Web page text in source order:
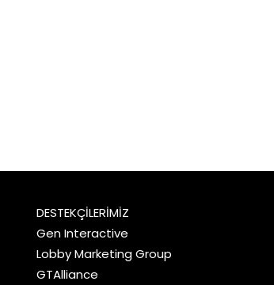
DESTEKÇİLERİMİZ
Gen Interactive
Lobby Marketing Group
GTAlliance